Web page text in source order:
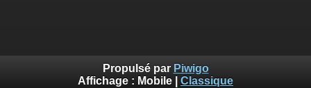
Propulsé par Piwigo
Affichage : Mobile Classique